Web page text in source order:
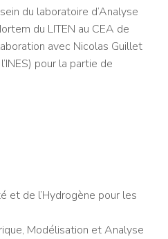
du laboratoire d’Analyse
du LITEN au CEA de
avec Nicolas Guillet
pour la partie de
et de l’Hydrogène pour les
Modélisation et Analyse